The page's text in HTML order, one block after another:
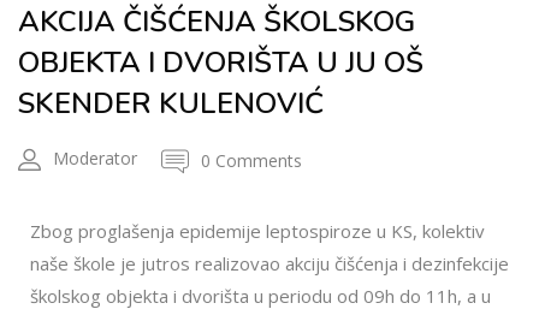
AKCIJA ČIŠĆENJA ŠKOLSKOG
OBJEKTA I DVORIŠTA U JU OŠ
SKENDER KULENOVIĆ
Moderator 0 Comments
Zbog proglašenja epidemije leptospiroze u KS, kolektiv
naše škole je jutros realizovao akciju čišćenja i dezinfekcije
školskog objekta i dvorišta u periodu od 09h do 11h, a u